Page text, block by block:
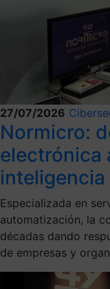
27/07/2026
Normicro:
electrónica
Especializada en
automatización, la
décadas dando
de empresas y